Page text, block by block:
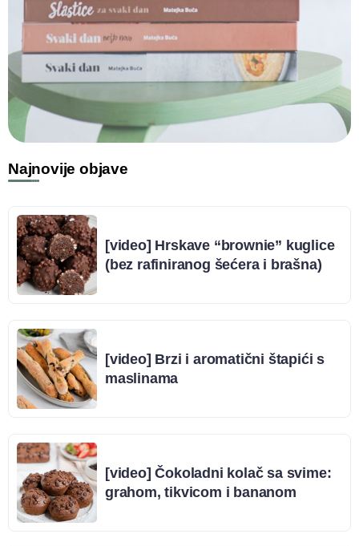
Najnovije objave
[video] Hrskave “brownie” kuglice
(bez rafiniranog šećera i brašna)
[video] Brzi i aromatični štapići s
maslinama
[video] Čokoladni kolač sa svime:
grahom, tikvicom i bananom